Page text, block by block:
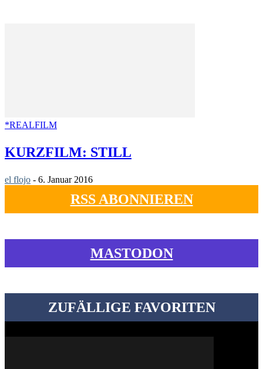
*REALFILM
KURZFILM: STILL
el flojo - 6. Januar 2016
RSS ABONNIEREN
MASTODON
ZUFÄLLIGE FAVORITEN